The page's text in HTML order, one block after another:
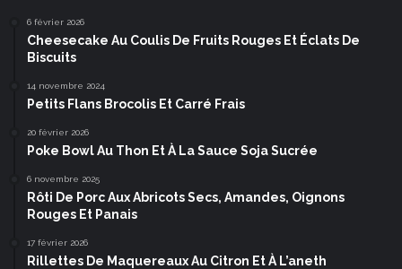
6 février 2026
Cheesecake Au Coulis De Fruits Rouges Et Éclats De
Biscuits
14 novembre 2024
Petits Flans Brocolis Et Carré Frais
20 février 2026
Poke Bowl Au Thon Et À La Sauce Soja Sucrée
6 novembre 2025
Rôti De Porc Aux Abricots Secs, Amandes, Oignons
Rouges Et Panais
17 février 2026
Rillettes De Maquereaux Au Citron Et À L’aneth